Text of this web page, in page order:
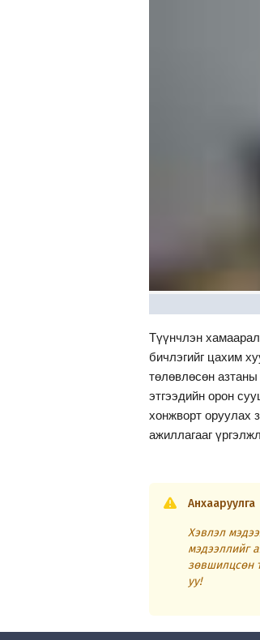
Түүнчлэн
бичлэгийг цахим
төлөвлөсөн
этгээдийн орон
хонжворт оруулах
ажиллагааг
Анхааруулга
Хэвлэл
мэдээллийг
зөвшилцсөн
уу!